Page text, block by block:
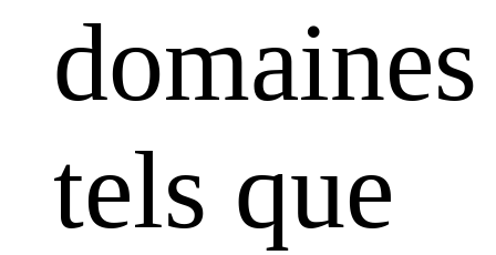
domaines
tels que